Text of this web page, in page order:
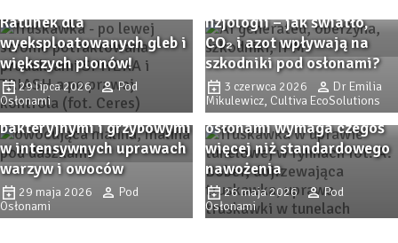
Ratunek dla
wyeksploatowanych gleb i
większych plonów!
29 lipca 2026
Pod
Osłonami
fizjologii – jak światło,
CO₂ i azot wpływają na
szkodniki pod osłonami?
3 czerwca 2026
Dr Emilia
Mikulewicz, Cultiva EcoSolutions
Remedy Complex pod
osłonami – wsparcie
ochrony przed chorobami
bakteryjnymi i grzybowymi
w intensywnych uprawach
warzyw i owoców
29 maja 2026
Pod
Osłonami
Intensywna produkcja pod
osłonami wymaga czegoś
więcej niż standardowego
nawożenia
26 maja 2026
Pod
Osłonami
PROBLAD – innowacyjny
biofungicyd do ochrony
upraw szklarniowych przed
Przędziorkowe lato. Jak